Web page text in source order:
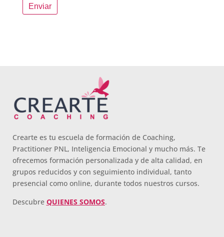
Crearte es tu escuela de formación de Coaching,
Practitioner PNL, Inteligencia Emocional y mucho más. Te
ofrecemos formación personalizada y de alta calidad, en
grupos reducidos y con seguimiento individual, tanto
presencial como online, durante todos nuestros cursos.
Descubre QUIENES SOMOS.